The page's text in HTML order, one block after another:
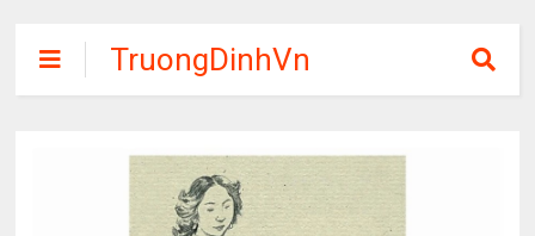
TruongDinhVn
Chia sẽ ebook,
phần mềm học
tập miễn phí